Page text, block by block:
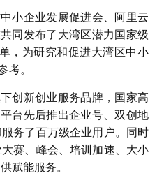
小企业发展促进会、阿里云
同发布了大湾区潜力国家级
，为研究和促进大湾区中小
。
创新创业服务品牌，国家高
台先后推出企业号、双创地
务了百万级企业用户。同时
赛、峰会、培训加速、大小
赋能服务。